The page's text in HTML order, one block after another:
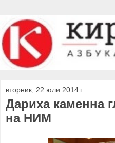
вторник, 22 юли 2014 г.
Дариха каменна
на НИМ